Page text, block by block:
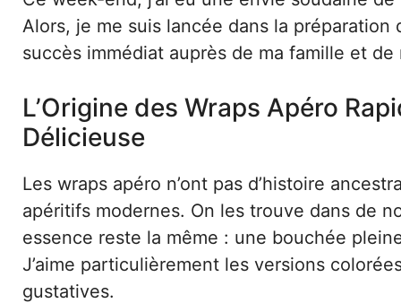
Alors, je me suis lancée dans la préparation
succès immédiat auprès de ma famille et de
L’Origine des Wraps Apéro
Délicieuse
Les wraps apéro n’ont pas d’histoire
apéritifs modernes. On les trouve dans de
essence reste la même : une bouchée
J’aime particulièrement les versions
gustatives.